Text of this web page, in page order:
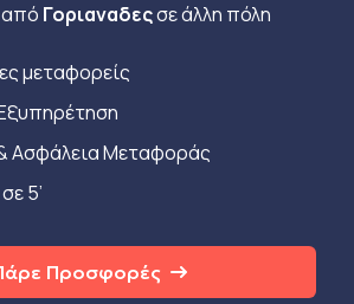
από Γοριαναδεςσε άλλη πόλη
μεταφορείς
Ασφάλεια Μεταφοράς
5’
Προσφορές